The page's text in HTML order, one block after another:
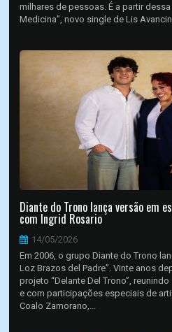
milhares de pessoas. É a partir
Medicina”, novo single de Lis
Diante do Trono lança versão em
com Ingrid Rosario
14/05/2026
Em 2006, o grupo Diante do Trono
Loz Brazos del Padre”. Vinte anos
projeto “Delante Del Trono”,
e com participações especiais de
Coalo Zamorano,...